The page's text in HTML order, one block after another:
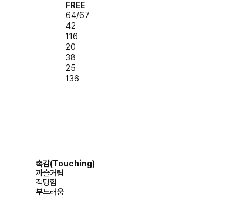
FREE
64/67
42
116
20
38
25
136
촉감(Touching)
까슬거림
적당함
부드러움